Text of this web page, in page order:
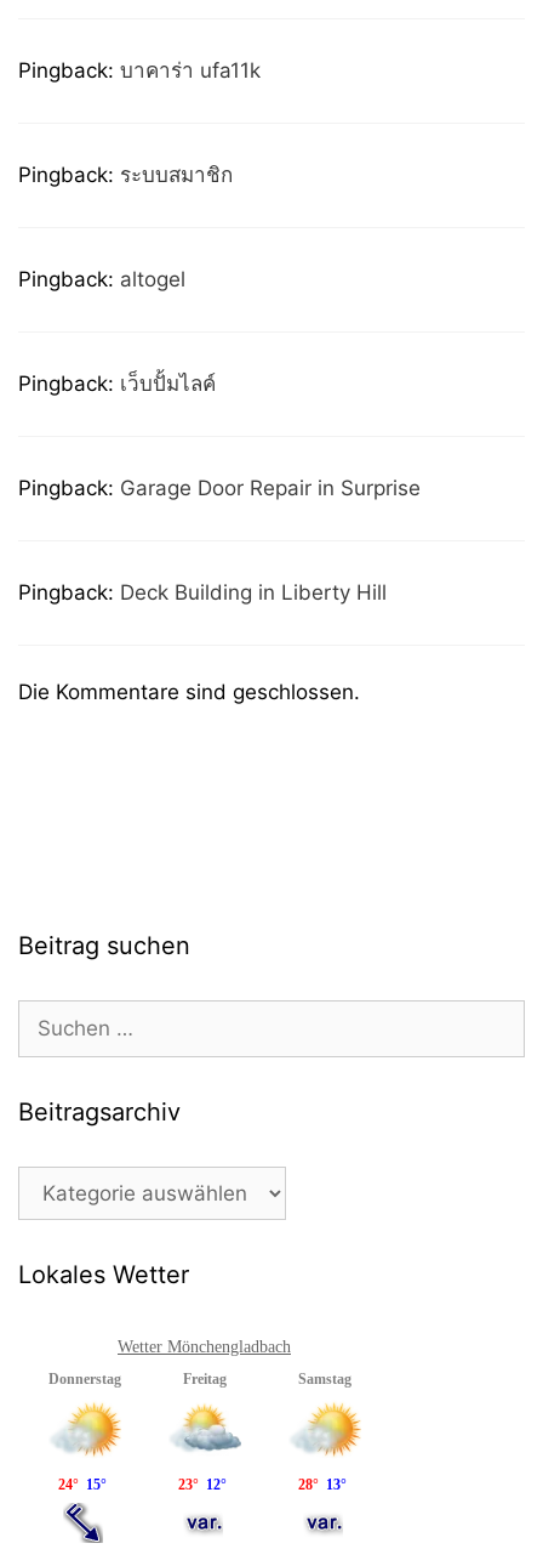
Pingback: บาคาร่า ufa11k
Pingback: ระบบสมาชิก
Pingback: altogel
Pingback: เว็บปั้มไลค์
Pingback: Garage Door Repair in Surprise
Pingback: Deck Building in Liberty Hill
Die Kommentare sind geschlossen.
Beitrag suchen
nach:
Beitragsarchiv
Beitragsarchiv
Lokales Wetter
Wetter Mönchengladbach